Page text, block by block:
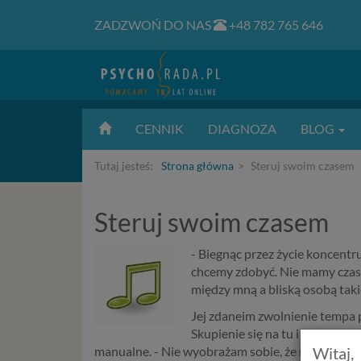
ZADZWOŃ DO NAS +48 782 765 646
CENNIK DIAGNOZA BLOG
Tutaj jesteś: Strona główna Steruj swoim czasem
Steruj swoim czasem
- Biegnąc przez życie
chcemy zdobyć. Nie mamy
między mną a bliską osobą
Jej zdaneim zwolnienie tempa
Skupienie się na tu i teraz
manualne. - Nie wyobrażam sobie, że mąż, żona
Witaj,